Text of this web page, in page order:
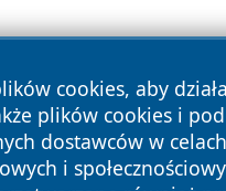
cookies, aby
plików cookies i
dostawców w celach
i